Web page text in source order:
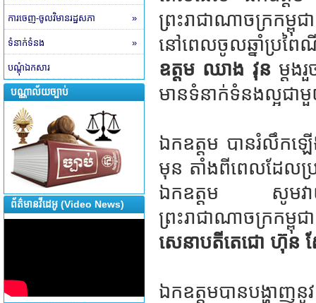
ការចេញ-ចូលវិមានរដ្ឋសភា »
ទំនាក់ទំនង »
បណ្តុំឯកសារ
បណ្ណាល័យច្បាប់
ព័ត៌មានវីដេអូ (Video News)
ព្រះរាជាណាចក្រក
នៅពេលចូលឆ្នាំប្រពៃ
ឧត្តម ឈាង វុន ម្តង
មានទំនាក់ទំនងល្អជា
ឯកឧត្តម បានរំលឹកឡើ
មុន តាំងពីពេលដែលប្រ
ឯកឧត្តម សូមវាយត
ព្រះរាជាណាចក្រកម្
សេនាបតីតេជោ ហ៊ុន សែ
ឯកឧត្តមបានបង្ហាញ